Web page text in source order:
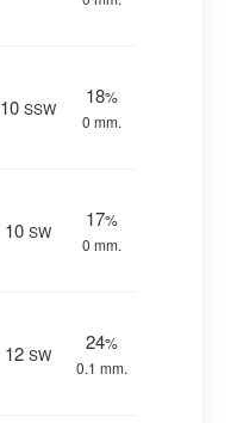
10 SSW
18%
0 mm.
10 SW
17%
0 mm.
12 SW
24%
0.1 mm.